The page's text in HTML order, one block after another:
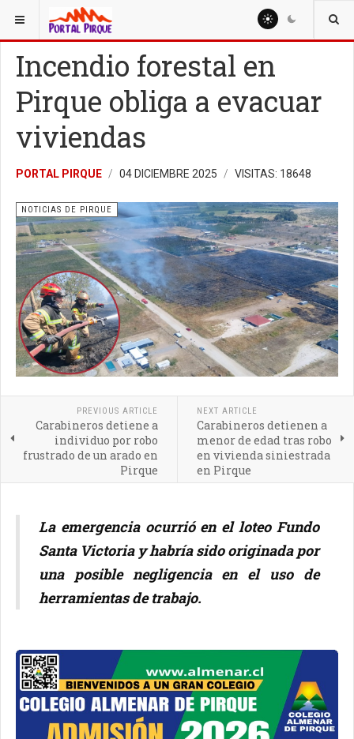
ESTÁ AQUÍ: NOTICIAS
Incendio forestal en
Pirque obliga a evacuar
viviendas
PORTAL PIRQUE 04 DICIEMBRE 2025 VISITAS: 18648
NOTICIAS DE PIRQUE
PREVIOUS ARTICLE
Carabineros detiene a
individuo por robo
frustrado de un arado en
Pirque
NEXT ARTICLE
Carabineros detienen a
menor de edad tras robo
en vivienda siniestrada
en Pirque
La emergencia ocurrió en el loteo Fundo
Santa Victoria y habría sido originada por
una posible negligencia en el uso de
herramientas de trabajo.